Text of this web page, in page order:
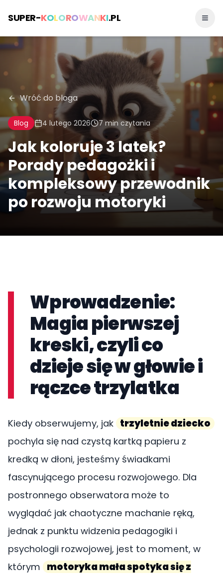
SUPER-KOLOROWANKI.PL
Wróć do bloga
Blog 4 lutego 2026 7 min czytania
Jak koloruje 3 latek?
Porady pedagożki i
kompleksowy przewodnik
po rozwoju motoryki
Wprowadzenie:
Magia pierwszej
kreski, czyli co
dzieje się w głowie i
rączce trzylatka
Kiedy obserwujemy, jak trzyletnie dziecko
pochyla się nad czystą kartką papieru z
kredką w dłoni, jesteśmy świadkami
fascynującego procesu rozwojowego. Dla
postronnego obserwatora może to
wyglądać jak chaotyczne machanie ręką,
jednak z punktu widzenia pedagogiki i
psychologii rozwojowej, jest to moment, w
którym motoryka mała spotyka się z